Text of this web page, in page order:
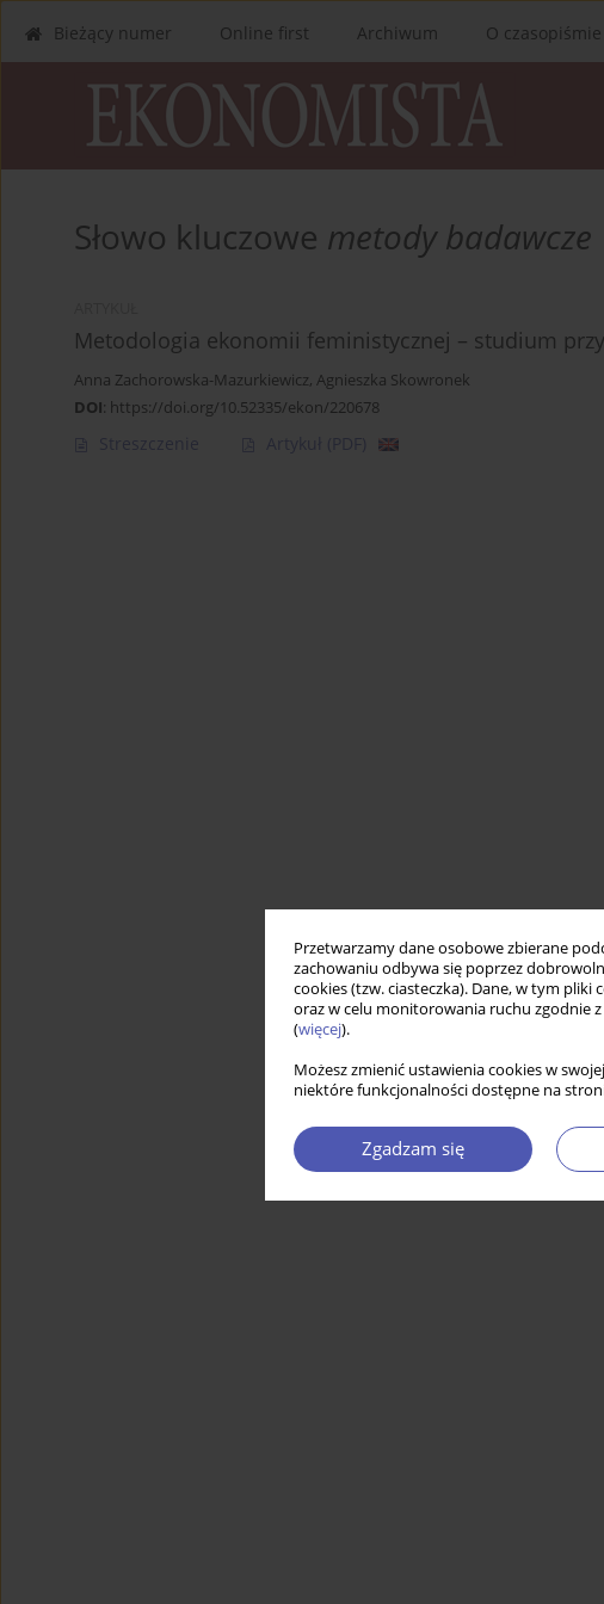
Przetwarzamy dane osobowe zbierane
zachowaniu odbywa się poprzez
cookies (tzw. ciasteczka). Dane, w tym pliki
oraz w celu monitorowania ruchu zgodnie z
(więcej).
Możesz zmienić ustawienia cookies w
niektóre funkcjonalności dostępne na
Zgadzam się
Bieżący numer Online first Archiwum O czasopiśmie
Słowo kluczowe metody badawcze
Metodologia ekonomii feministycznej – studium
Anna Zachorowska-Mazurkiewicz, Agnieszka Skowronek
DOI: https://doi.org/10.52335/ekon/220678
Streszczenie Artykuł (PDF)